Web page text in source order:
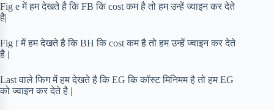
Fig e में हम देखते है कि FB कि cost कम है तो हम उन्हें ज्वाइन कर देते
है|
Fig f में हम देखते है कि BH कि cost कम है तो हम उन्हें ज्वाइन कर देते
है |
Last वाले फिग में हम देखते है कि EG कि कॉस्ट मिनिमम है तो हम EG
को ज्वाइन कर देते है |